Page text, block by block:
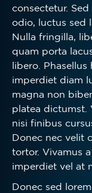
consectetur.
odio, luctus sed
Nulla fringilla,
quam porta
libero.
imperdiet diam
magna non
platea dictumst.
nisi finibus
Donec nec velit
tortor. Vivamus
imperdiet vel at
Donec sed